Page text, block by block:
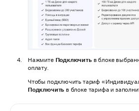
Нажмите Подключитьв блоке
оплату.
Чтобы подключить тариф
Подключить в блоке тарифа и